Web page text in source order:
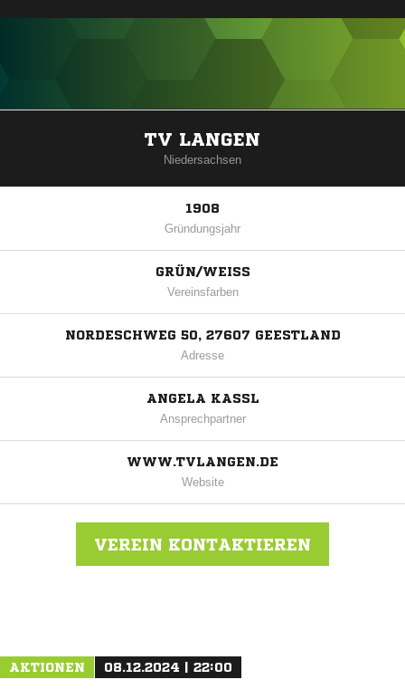
TV LANGEN
Niedersachsen
1908
Gründungsjahr
GRÜN/WEISS
Vereinsfarben
NORDESCHWEG 50, 27607 GEESTLAND
Adresse
ANGELA KASSL
Ansprechpartner
WWW.TVLANGEN.DE
Website
VEREIN KONTAKTIEREN
AKTIONEN 08.12.2024 | 22:00